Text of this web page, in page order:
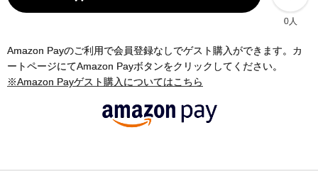
0人
Amazon Payのご利用で会員登録なしでゲスト購入ができます。カ
ートページにてAmazon Payボタンをクリックしてください。
※Amazon Payゲスト購入についてはこちら